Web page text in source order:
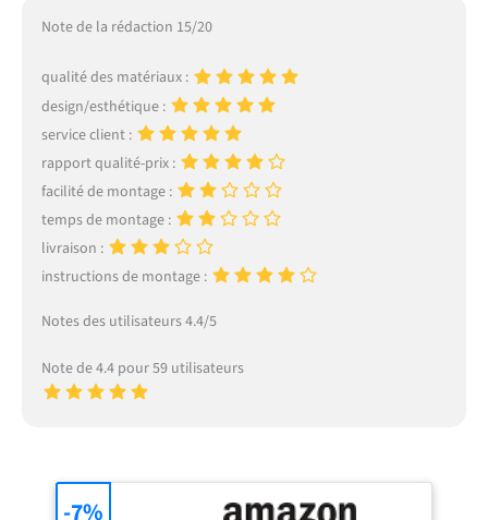
Note de la rédaction 15/20
qualité des matériaux :
design/esthétique :
service client :
rapport qualité-prix :
facilité de montage :
temps de montage :
livraison :
instructions de montage :
Notes des utilisateurs 4.4/5
Note de 4.4 pour 59 utilisateurs
-7%